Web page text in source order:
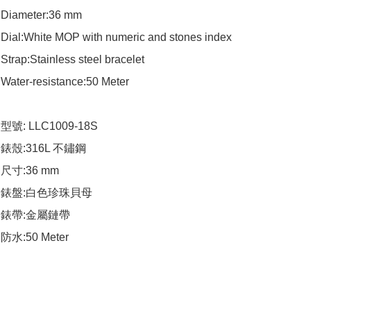
Diameter:36 mm
Dial:White MOP with numeric and stones index
Strap:Stainless steel bracelet
Water-resistance:50 Meter
型號: LLC1009-18S
錶殼:316L 不鏽鋼
尺寸:36 mm
錶盤:白色珍珠貝母
錶帶:金屬鏈帶
防水:50 Meter